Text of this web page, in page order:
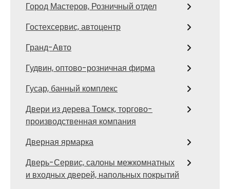
Город Мастеров, Розничный отдел
Гостехсервис, автоцентр
Гранд-Авто
Гудвин, оптово-розничная фирма
Гусар, банный комплекс
Двери из дерева Томск, торгово-
производственная компания
Дверная ярмарка
Дверь-Сервис, салоны межкомнатных
и входных дверей, напольных покрытий